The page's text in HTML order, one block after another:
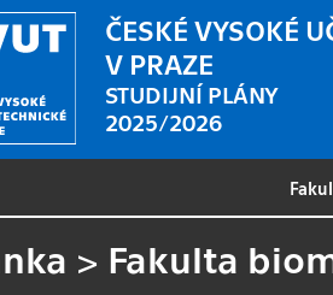
ČESKÉ VYSOKÉ
V PRAZE
STUDIJNÍ PLÁNY
2025/2026
> Fakulta